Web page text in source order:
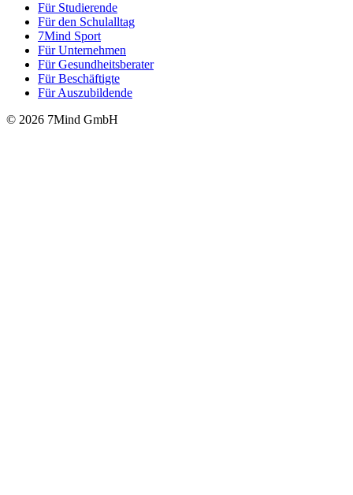
Für Stu­die­rende
Für den Schulalltag
7Mind Sport
Für Unter­neh­men
Für Gesund­heits­be­ra­ter
Für Beschäftigte
Für Auszubildende
© 2026 7Mind GmbH